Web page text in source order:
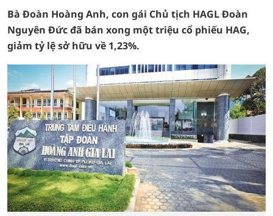
Bà Đoàn Hoàng Anh, con gái Chủ tịch HAGL Đoàn
Nguyên Đức đã bán xong một triệu cổ phiếu HAG,
giảm tỷ lệ sở hữu về 1,23%.